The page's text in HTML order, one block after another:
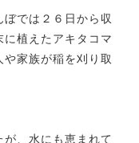
では２６日から収
植えたアキタコマ
家族が稲を刈り取
が、水にも恵まれて